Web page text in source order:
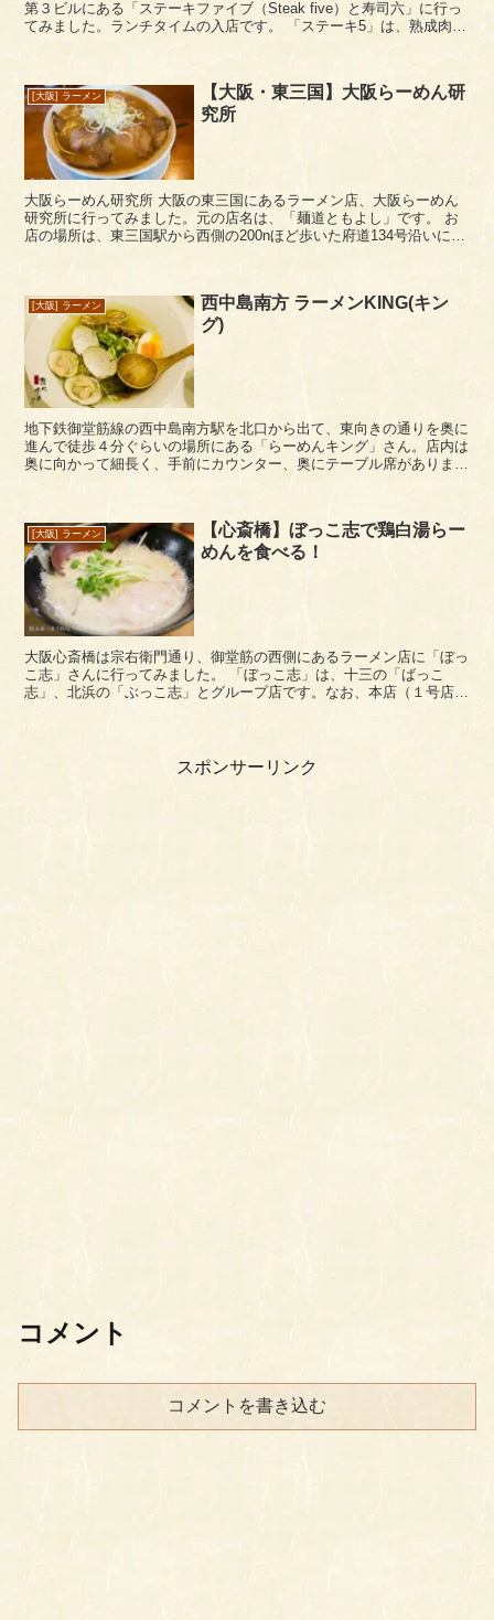
第３ビルにある「ステーキファイブ（Steak five）と寿司六」に行っ
てみました。ランチタイムの入店です。 「ステーキ5」は、熟成肉を
[大阪] ラーメン
【大阪・東三国】大阪らーめん研
究所
大阪らーめん研究所 大阪の東三国にあるラーメン店、大阪らーめん
研究所に行ってみました。元の店名は、「麺道ともよし」です。 お
店の場所は、東三国駅から西側の200nほど歩いた府道134号沿いにあ
[大阪] ラーメン
西中島南方 ラーメンKING(キン
グ)
地下鉄御堂筋線の西中島南方駅を北口から出て、東向きの通りを奥に
進んで徒歩４分ぐらいの場所にある「らーめんキング」さん。店内は
奥に向かって細長く、手前にカウンター、奥にテーブル席がありま
す。 【お品書き】うーん、なんかおいしそうな名前...
[大阪] ラーメン
【心斎橋】ぼっこ志で鶏白湯らー
めんを食べる！
大阪心斎橋は宗右衛門通り、御堂筋の西側にあるラーメン店に「ぼっ
こ志」さんに行ってみました。 「ぼっこ志」は、十三の「ばっこ
志」、北浜の「ぶっこ志」とグループ店です。なお、本店（１号店）
スポンサーリンク
コメント
コメントを書き込む